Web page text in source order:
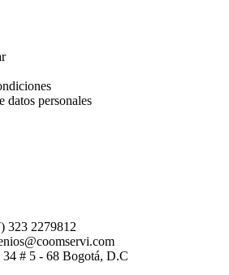
datos personales
323 2279812
34 # 5 - 68 Bogotá, D.C